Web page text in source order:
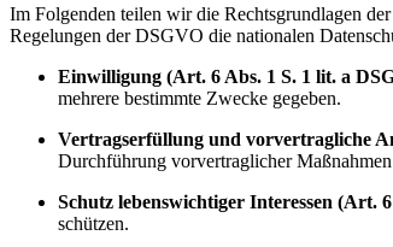
Im Folgenden teilen wir die Rechtsgrundlagen
Regelungen der DSGVO die nationalen
Einwilligung (Art. 6 Abs. 1 S. 1 lit. a
mehrere bestimmte Zwecke gegeben.
Vertragserfüllung und vorvertragliche
Durchführung vorvertraglicher
Schutz lebenswichtiger Interessen (Art.
schützen.